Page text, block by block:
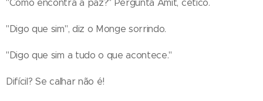
"Como encontra a paz?" Pergunta Amit, cético.
"Digo que sim", diz o Monge sorrindo.
"Digo que sim a tudo o que acontece."
Difícil? Se calhar não é!